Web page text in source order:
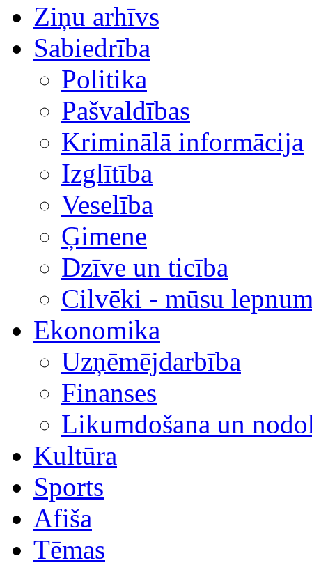
Ziņu arhīvs
Sabiedrība
Politika
Pašvaldības
Kriminālā informācija
Izglītība
Veselība
Ģimene
Dzīve un ticība
Cilvēki - mūsu
Ekonomika
Uzņēmējdarbība
Finanses
Likumdošana un
Kultūra
Sports
Afiša
Tēmas